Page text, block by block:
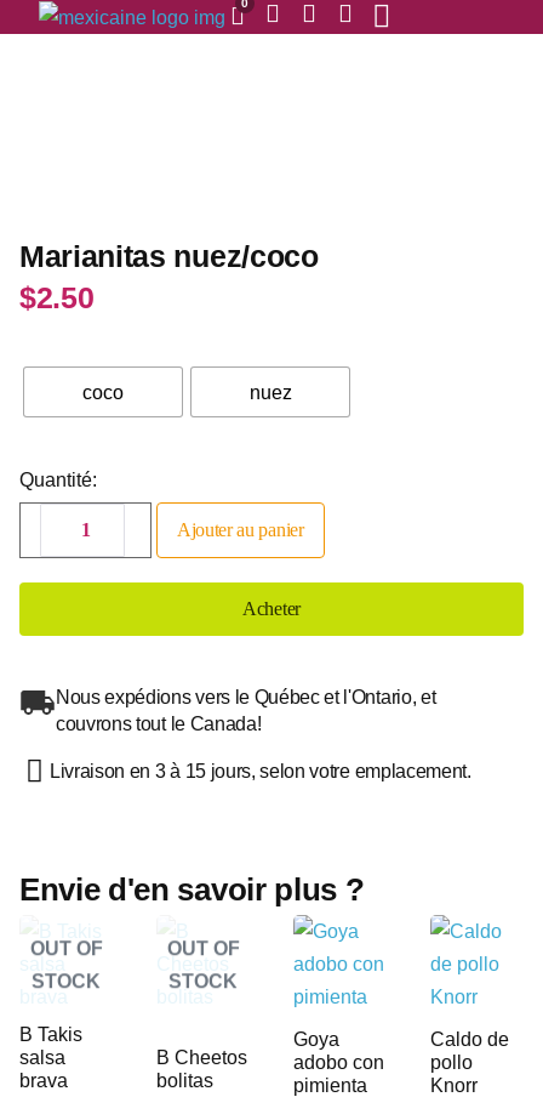
Marianitas nuez/coco
$2.50
coco nuez
Quantité:
Ajouter au panier
Acheter
Nous expédions vers le Québec et l'Ontario, et
couvrons tout le Canada!
Livraison en 3 à 15 jours, selon votre emplacement.
Envie d'en savoir plus ?
OUT OF
STOCK
B Takis
salsa
brava
OUT OF
STOCK
B Cheetos
bolitas
Goya
adobo con
pimienta
Caldo de
pollo
Knorr